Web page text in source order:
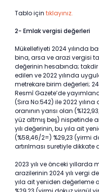
Tablo için tıklayınız.
2- Emlak vergisi değerleri
Mükellefiyeti 2024 yılında
bina, arsa ve arazi vergisi
değerinin hesabında; takdir
edilen ve 2022 yılında
metrekare birim değerleri;
Resmî Gazete’de
(Sıra No:542) ile 2022
oranının yarısı olan
yüz altmış beş) nispetinde
yılı değerinin, bu yıla ait
(%58,46/2=) %29,23 (yirmi
artırılması suretiyle dikkate
2023 yılı ve önceki yıllarda
arazilerinin 2024 yılı vergi
yıla ait yeniden değerleme